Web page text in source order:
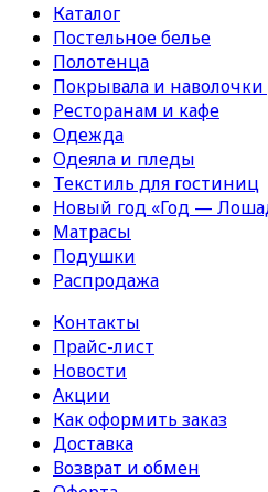
Каталог
Постельное белье
Полотенца
Покрывала и
Ресторанам и кафе
Одежда
Одеяла и пледы
Текстиль для гостиниц
Новый год «Год —
Матрасы
Подушки
Распродажа
Контакты
Прайс-лист
Новости
Акции
Как оформить заказ
Доставка
Возврат и обмен